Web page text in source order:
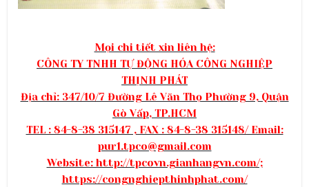
Mọi chi tiết xin liên hệ:
CÔNG TY TNHH TỰ ĐỘNG HÓA CÔNG NGHIỆP
THỊNH PHÁT
Địa chỉ: 347/10/7 Đường Lê Văn Thọ Phường 9, Quận
Gò Vấp, TP.HCM
TEL : 84-8-38 315147 , FAX : 84-8-38 315148/ Email:
pur1.tpco@gmail.com
Website: http://tpcovn.gianhangvn.com/;
https://congnghiepthinhphat.com/